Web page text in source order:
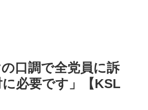
口調で全党員に訴
必要です」【KSL